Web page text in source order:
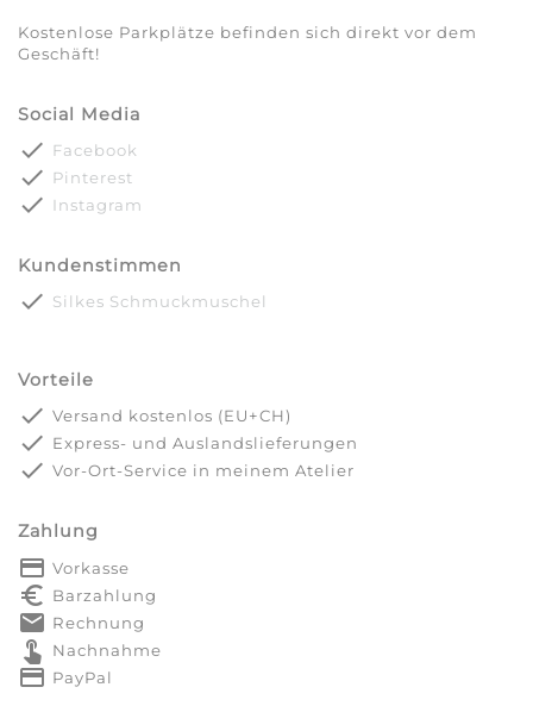
Kostenlose Parkplätze befinden sich direkt vor dem
Geschäft!
Social Media
done Facebook
done Pinterest
done Instagram
Kundenstimmen
done Silkes Schmuckmuschel
Vorteile
done Versand kostenlos (EU+CH)
done Express- und Auslandslieferungen
done Vor-Ort-Service in meinem Atelier
Zahlung
payment Vorkasse
euro_symbol Barzahlung
markunread Rechnung
touch_app Nachnahme
credit_card PayPal